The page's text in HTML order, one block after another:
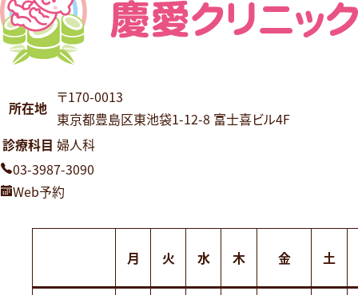
ー
シ
ン所在地
〒170-0013
東京都豊島区東池袋1-12-8 富士喜ビル4F
診療科目 婦人科
03-3987-3090
Web予約
月 火 水 木 金 土